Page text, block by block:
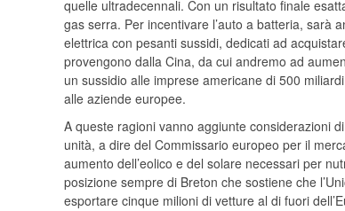
quelle ultradecennali. Con un risultato finale
gas serra. Per incentivare l’auto a batteria, sarà
elettrica con pesanti sussidi, dedicati ad
provengono dalla Cina, da cui andremo ad
un sussidio alle imprese americane di 500
alle aziende europee.
A queste ragioni vanno aggiunte considerazioni
unità, a dire del Commissario europeo per il
aumento dell’eolico e del solare necessari per
posizione sempre di Breton che sostiene che
esportare cinque milioni di vetture al di fuori